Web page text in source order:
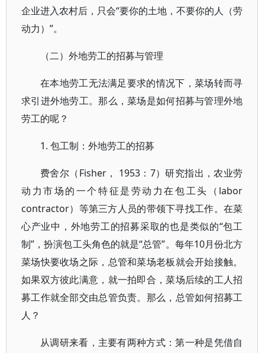
企业进入农村后，只会“要你的土地，不要你的人（劳
动力）”。
（二）外地劳工的招募与管理
在本地劳工无法满足要求的情况下，菜场转而寻
求引进外地劳工。那么，菜场是如何招募与管理外地
劳工的呢？
1. 包工制：外地劳工的招募
费舍尔（Fisher， 1953：7）研究指出，农业劳
动力市场的一个特征是劳动力在包工头（labor
contractor）等第三方人员的带领下寻找工作。在菜
心产业中，外地劳工的招募采取的也是类似的“包工
制”，扮演包工头角色的就是“总管”。每年10月份北方
菜场快要收场之际，总管和菜场老板就会开始接触。
如果双方彼此满意，就一拍即合，菜场后续的工人招
募工作就全部交由总管负责。那么，总管如何招募工
人？
从调研来看，主要有两种方式：第一种是凭借自